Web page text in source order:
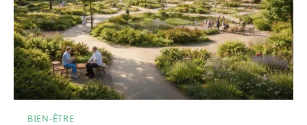
BIEN-ÊTRE